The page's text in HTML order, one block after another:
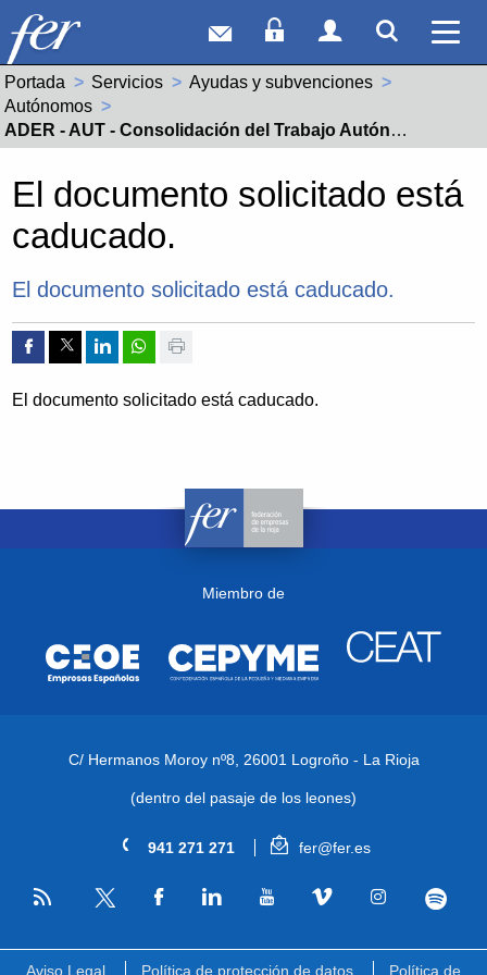
Correo webAcceso Socios
Acceso
Portada Servicios
Ayudas y subvenciones
Autónomos
Actual:
ADER - AUT - Consolidación del Trabajo Autónomo Riojano
El documento solicitado está
caducado.
El documento solicitado está caducado.
Compartir por Facebook
Compartir por Twitter
Compartir por Linkedin
Compartir por whatsapp
Imprimir
El documento solicitado está caducado.
Miembro de
C/ Hermanos Moroy nº8, 26001 Logroño - La Rioja
(dentro del pasaje de los leones)
941 271 271 fer@fer.es
RSS
Aviso Legal Política de protección de datos Política de